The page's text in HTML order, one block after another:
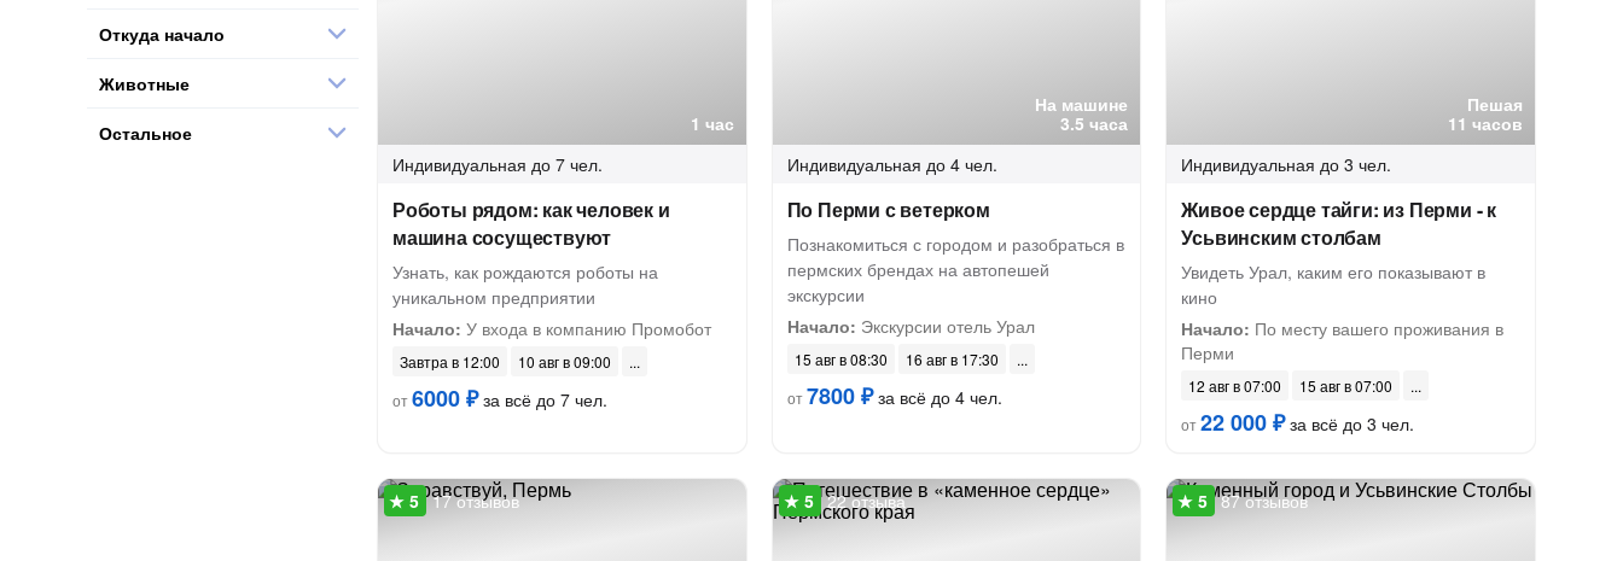
1 час
Индивидуальная до 7 чел.
Роботы рядом: как человек и
машина сосуществуют
Узнать, как рождаются роботы на
уникальном предприятии
Начало: У входа в компанию Промобот
Завтра в 12:00
10 авг в 09:00
от6000 ₽за всё до 7 чел.
На машине
3.5 часа
Индивидуальная до 4 чел.
По Перми с ветерком
Познакомиться с городом и разобраться в
пермских брендах на автопешей
экскурсии
Начало: Экскурсии отель Урал
15 авг в 08:30
16 авг в 17:30
от7800 ₽за всё до 4 чел.
Пешая
11 часов
Индивидуальная до 3 чел.
Живое сердце тайги: из Перми - к
Усьвинским столбам
Увидеть Урал, каким его показывают в
кино
Начало: По месту вашего проживания в
Перми
12 авг в 07:00
15 авг в 07:00
от22 000 ₽за всё до 3 чел.
17 отзывов 22 отзыва 87 отзывов
Откуда начало
Животные
Остальное